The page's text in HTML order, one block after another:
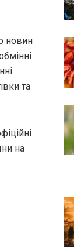
новин
та
на